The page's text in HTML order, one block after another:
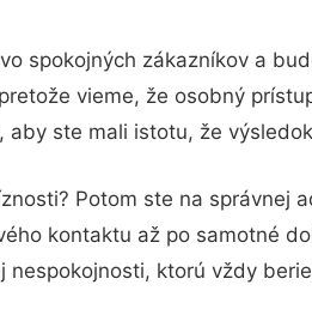
spokojných zákazníkov a
vieme, že osobný
ste mali istotu, že
Potom ste na správnej
kontaktu až po samotné
ktorú vždy